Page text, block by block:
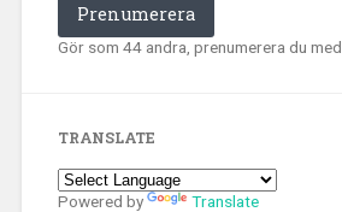
Prenumerera
Gör som 44 andra, prenumerera du med.
TRANSLATE
Powered by Translate